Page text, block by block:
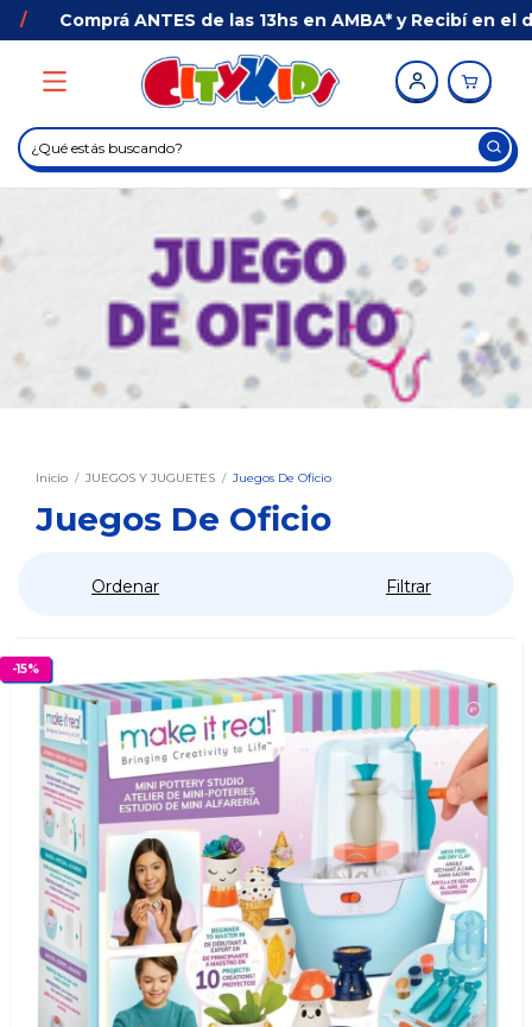
las 13hs en AMBA* y Recibí en el día con E3 LOGÍSTICA
Inicio / JUEGOS Y JUGUETES / Juegos De Oficio
Juegos De Oficio
Ordenar Filtrar
-15%